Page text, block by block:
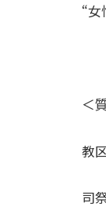
“
＜
教
司